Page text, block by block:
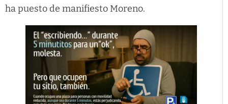
ha puesto de manifiesto Moreno.